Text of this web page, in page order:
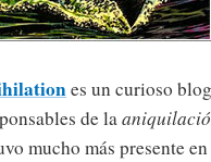
es un curioso
de la
mucho más presente